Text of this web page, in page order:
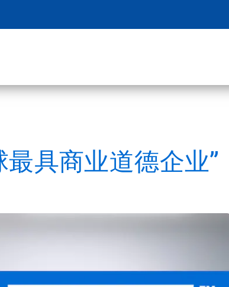
具商业道德企业”